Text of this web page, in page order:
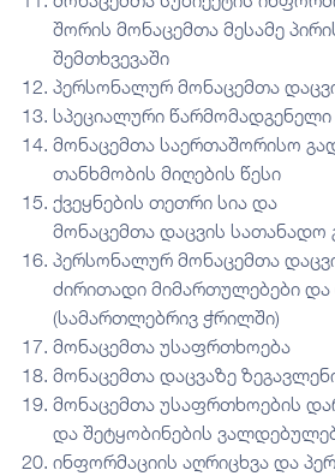
შორის მონაცემთა მესამე
შემთხვევაში
პერსონალურ მონაცემთა
სპეციალური წარმომადგენელი
მონაცემთა საერთაშორისო
თანხმობის მიღების წესი
ქვეყნების თეთრი სია და
მონაცემთა დაცვის სათანადო
პერსონალურ მონაცემთა
ძირითადი მიმართულებები და
(სამართლებრივ ჭრილში)
მონაცემთა უსაფრთხოება
მონაცემთა დაცვაზე
მონაცემთა უსაფრთხოების
და შეტყობინების
ინფორმაციის აღრიცხვა და